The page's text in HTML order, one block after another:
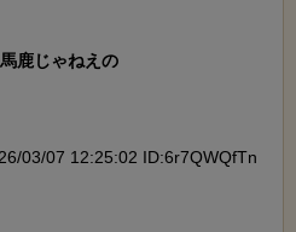
鹿じゃねえの
03/07 12:25:02 ID:6r7QWQfTn